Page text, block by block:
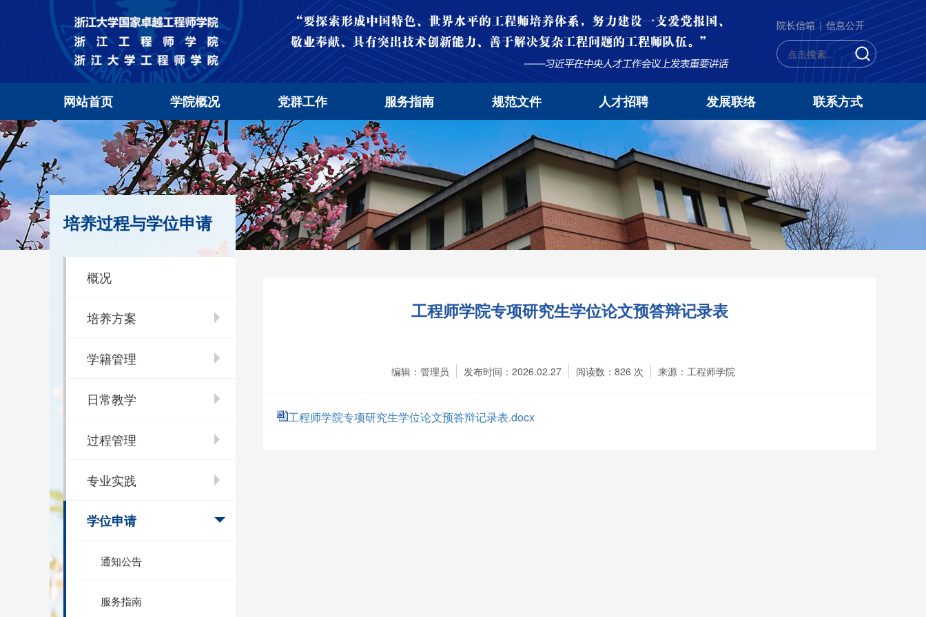
院长信箱|信息公开
网站首页 学院概况 党群工作 服务指南 规范文件 人才招聘 发展联络 联系方式
培养过程与学位申请
概况
培养方案
学籍管理
日常教学
过程管理
专业实践
学位申请
通知公告
服务指南
工程师学院专项研究生学位论文预答辩记录表
编辑：管理员 发布时间：2026.02.27 阅读数： 826 次 来源：工程师学院
工程师学院专项研究生学位论文预答辩记录表.docx